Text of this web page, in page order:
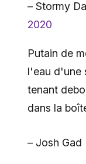
– Stormy
2020
Putain de
l'eau d'une
tenant
dans la
– Josh Gad